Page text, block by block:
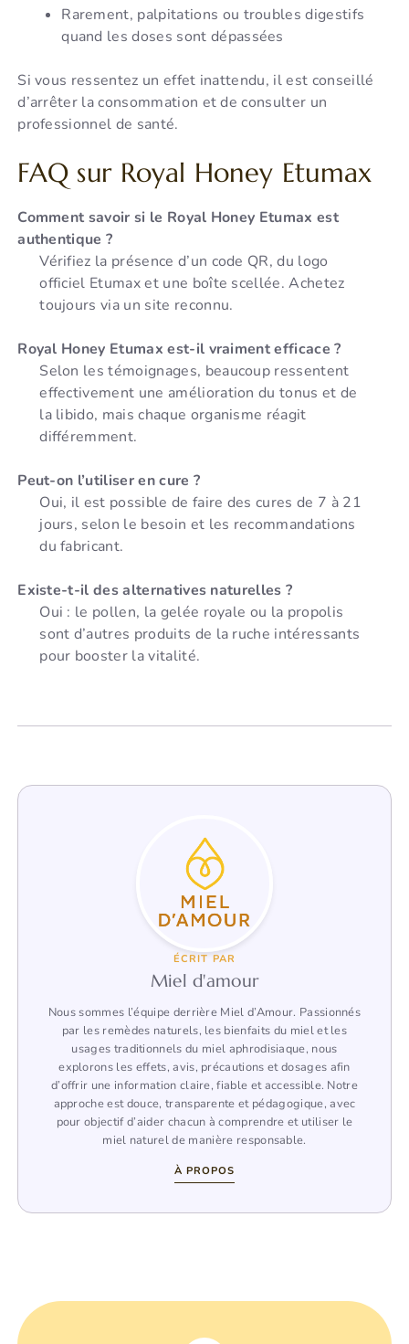
Rarement, palpitations ou troubles digestifs
quand les doses sont dépassées
Si vous ressentez un effet inattendu, il est conseillé
d’arrêter la consommation et de consulter un
professionnel de santé.
FAQ sur Royal Honey Etumax
Comment savoir si le Royal Honey Etumax est
authentique ?
Vérifiez la présence d’un code QR, du logo
officiel Etumax et une boîte scellée. Achetez
toujours via un site reconnu.
Royal Honey Etumax est-il vraiment efficace ?
Selon les témoignages, beaucoup ressentent
effectivement une amélioration du tonus et de
la libido, mais chaque organisme réagit
différemment.
Peut-on l’utiliser en cure ?
Oui, il est possible de faire des cures de 7 à 21
jours, selon le besoin et les recommandations
du fabricant.
Existe-t-il des alternatives naturelles ?
Oui : le pollen, la gelée royale ou la propolis
sont d’autres produits de la ruche intéressants
pour booster la vitalité.
ÉCRIT PAR
Miel d'amour
Nous sommes l’équipe derrière Miel d’Amour. Passionnés
par les remèdes naturels, les bienfaits du miel et les
usages traditionnels du miel aphrodisiaque, nous
explorons les effets, avis, précautions et dosages afin
d’offrir une information claire, fiable et accessible. Notre
approche est douce, transparente et pédagogique, avec
pour objectif d’aider chacun à comprendre et utiliser le
miel naturel de manière responsable.
À PROPOS